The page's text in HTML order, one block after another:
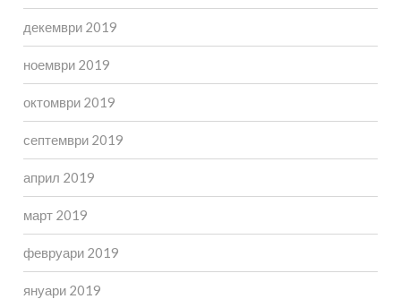
декември 2019
ноември 2019
октомври 2019
септември 2019
април 2019
март 2019
февруари 2019
януари 2019